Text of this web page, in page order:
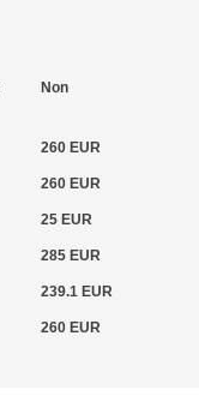
Non
260 EUR
260 EUR
25 EUR
285 EUR
239.1 EUR
260 EUR